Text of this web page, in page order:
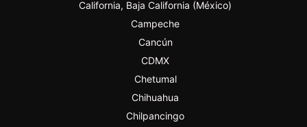
California, Baja California (México)
Campeche
Cancún
CDMX
Chetumal
Chihuahua
Chilpancingo